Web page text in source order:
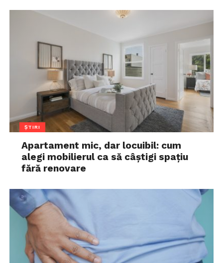
ȘTIRI
Apartament mic, dar locuibil: cum
alegi mobilierul ca să câștigi spațiu
fără renovare